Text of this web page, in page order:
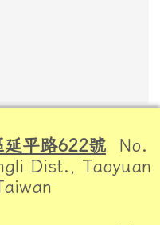
延平路622號 No.
Dist., Taoyuan